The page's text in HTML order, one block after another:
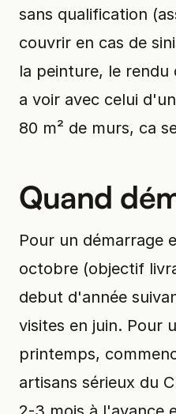
sans qualification
couvrir en cas de
la peinture, le
a voir avec celui
80 m² de murs, ca
Quand
Pour un démarrage
octobre (objectif
debut d'année
visites en juin. Pour
printemps,
artisans sérieux du